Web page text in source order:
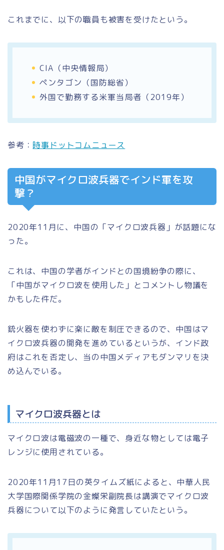
これまでに、以下の職員も被害を受けたという。
CIA（中央情報局）
ペンタゴン（国防総省）
外国で勤務する米軍当局者（2019年）
参考： 時事ドットコムニュース
中国がマイクロ波兵器でインド軍を攻
撃？
2020年11月に、中国の「マイクロ波兵器」が話題にな
った。
これは、中国の学者がインドとの国境紛争の際に、
「中国がマイクロ波を使用した」とコメントし物議を
かもした件だ。
銃火器を使わずに楽に敵を制圧できるので、中国はマ
イクロ波兵器の開発を進めているというが、インド政
府はこれを否定し、当の中国メディアもダンマリを決
め込んでいる。
マイクロ波兵器とは
マイクロ波は電磁波の一種で、身近な物としては電子
レンジに使用されている。
2020年11月17日の英タイムズ紙によると、中華人民
大学国際関係学院の金燦栄副院長は講演でマイクロ波
兵器について以下のように発言していたという。